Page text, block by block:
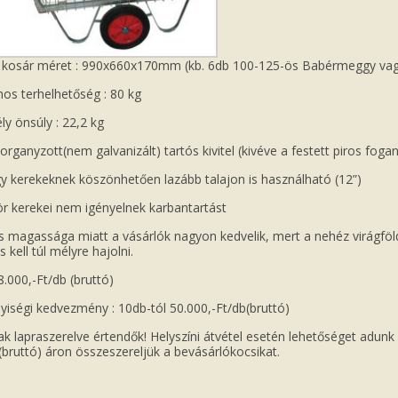
méret : 990x660x170mm (kb. 6db 100-125-ös Babérmeggy
terhelhetőség : 80 kg
önsúly : 22,2 kg
galvanizált) tartós kivitel (kivéve a festett piros
kerekeknek köszönhetően lazább talajon is használható (12”)
kerekei nem igényelnek karbantartást
magassága miatt a vásárlók nagyon kedvelik, mert a nehéz
kell túl mélyre hajolni.
Ft/db (bruttó)
kedvezmény : 10db-tól 50.000,-Ft/db(bruttó)
lapraszerelve értendők! Helyszíni átvétel esetén lehetőséget
áron összeszereljük a bevásárlókocsikat.